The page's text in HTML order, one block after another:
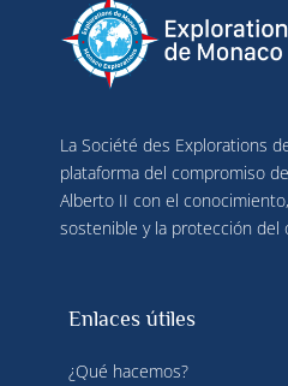
La Société des Explorations
plataforma del compromiso
Alberto II con el
sostenible y la protección del
Enlaces útiles
¿Qué hacemos?